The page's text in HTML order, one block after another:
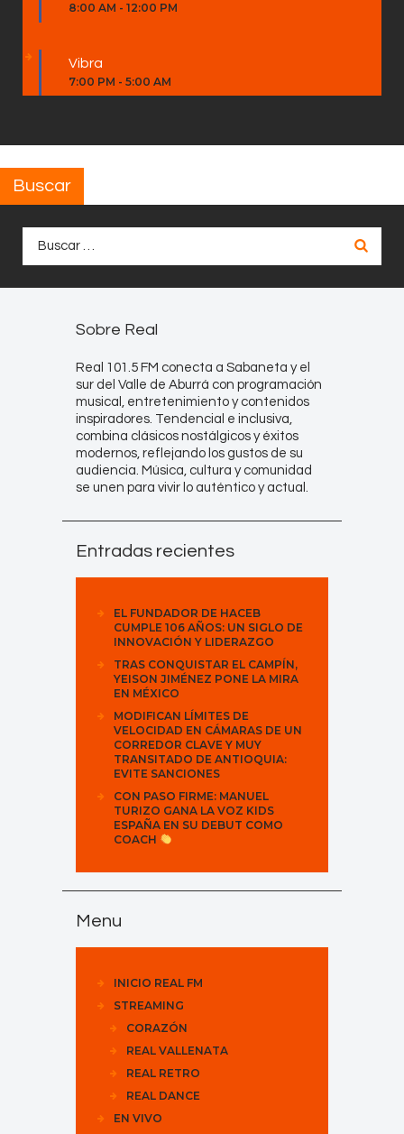
8:00 AM - 12:00 PM
Vibra
7:00 PM - 5:00 AM
Buscar
Sobre Real
Real 101.5 FM conecta a Sabaneta y el
sur del Valle de Aburrá con programación
musical, entretenimiento y contenidos
inspiradores. Tendencial e inclusiva,
combina clásicos nostálgicos y éxitos
modernos, reflejando los gustos de su
audiencia. Música, cultura y comunidad
se unen para vivir lo auténtico y actual.
Entradas recientes
EL FUNDADOR DE HACEB
CUMPLE 106 AÑOS: UN SIGLO DE
INNOVACIÓN Y LIDERAZGO
TRAS CONQUISTAR EL CAMPÍN,
YEISON JIMÉNEZ PONE LA MIRA
EN MÉXICO
MODIFICAN LÍMITES DE
VELOCIDAD EN CÁMARAS DE UN
CORREDOR CLAVE Y MUY
TRANSITADO DE ANTIOQUIA:
EVITE SANCIONES
CON PASO FIRME: MANUEL
TURIZO GANA LA VOZ KIDS
ESPAÑA EN SU DEBUT COMO
COACH
Menu
INICIO REAL FM
STREAMING
CORAZÓN
REAL VALLENATA
REAL RETRO
REAL DANCE
EN VIVO